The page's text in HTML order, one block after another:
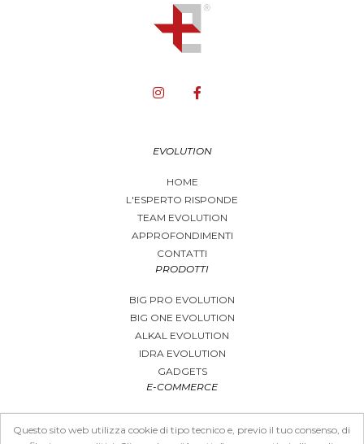
EVOLUTION
HOME
L'ESPERTO RISPONDE
TEAM EVOLUTION
APPROFONDIMENTI
CONTATTI
PRODOTTI
BIG PRO EVOLUTION
BIG ONE EVOLUTION
ALKAL EVOLUTION
IDRA EVOLUTION
GADGETS
E-COMMERCE
CARRELLO
COME ACQUISTARE
Questo sito web utilizza cookie di tipo tecnico e, previo il tuo consenso, di